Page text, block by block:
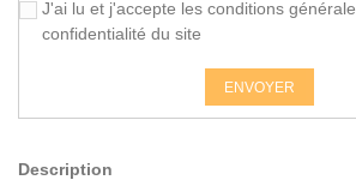
J'ai lu et j'accepte les conditions
confidentialité du site
ENVOYER
Description